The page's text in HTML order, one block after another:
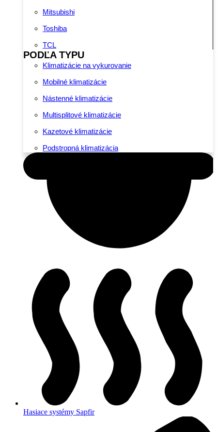
Mitsubishi
Toshiba
TCL
PODĽA TYPU
Klimatizácie na vykurovanie
Mobilné klimatizácie
Nástenné klimatizácie
Multisplitové klimatizácie
Kazetové klimatizácie
Podstropná klimatizácia
Hasiace systémy Sapfir